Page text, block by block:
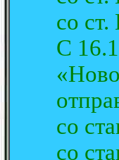
со
С
со
со